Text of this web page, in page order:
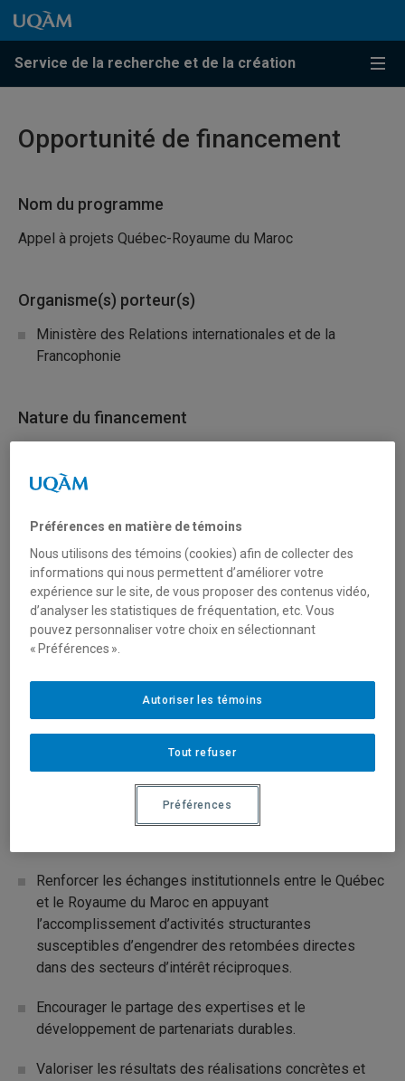
Passer au contenu
Accéder au menu principal
Accéder à la recherche
Passer au contenu
Accéder au menu principal
Service de la recherche et de la création
Menu
Opportunité de financement
Nom du programme
Appel à projets Québec-Royaume du Maroc
Organisme(s) porteur(s)
Ministère des Relations internationales et de la
Francophonie
Nature du financement
Fonctionnement
Secteur(s)
Sciences humaines et sociales
Sciences liées à la santé
Sciences naturelles et mathématiques
Description du programme
Les objectifs poursuivis par cet appel à projets sont les
Renforcer les échanges institutionnels entre le Québec
et le Royaume du Maroc en appuyant
l’accomplissement d’activités structurantes
susceptibles d’engendrer des retombées directes
dans des secteurs d’intérêt réciproques.
Encourager le partage des expertises et le
développement de partenariats durables.
Valoriser les résultats des réalisations concrètes et
Préférences en matière de témoins
Nous utilisons des témoins (cookies) afin de collecter des
informations qui nous permettent d’améliorer votre
expérience sur le site, de vous proposer des contenus vidéo,
d’analyser les statistiques de fréquentation, etc. Vous
pouvez personnaliser votre choix en sélectionnant
« Préférences ».
Tout refuser
Autoriser les témoins
Préférences